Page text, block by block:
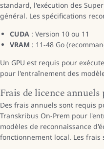
standard, l'exécution des
général. Les spécifications
CUDA : Version 10 ou 11
VRAM : 11-48 Go
Un GPU est requis pour
pour l'entraînement des
Frais de licence annuels
Des frais annuels sont requis
Transkribus On-Prem pour
modèles de reconnaissance
fonctionnement local. Les